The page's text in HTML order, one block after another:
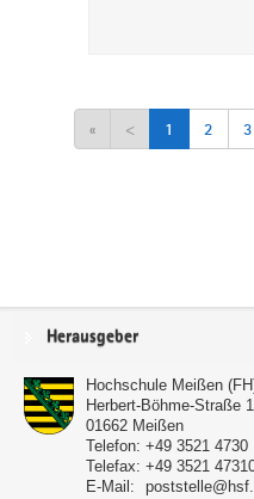
« < 1 2 3
Service
Herausgeber
Hochschule Meißen
Herbert-Böhme-Straße
01662 Meißen
Telefon: +49 3521 4730
Telefax: +49 3521
E-Mail: